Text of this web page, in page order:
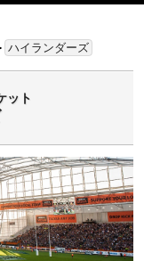
お問合せ/一般用
ハイランダーズ
ット